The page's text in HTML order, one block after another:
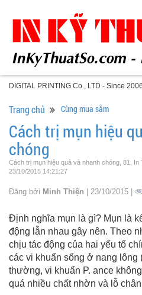
DIGITAL PRINTING Co., LTD - Since 2006
Trang chủ Cùng mua sắm
Cách trị mụn hiệu
chóng
Cách trị mụn hiệu quả và nhanh chóng, 81,
23/10/2015 14:21:27
Đăng bởi Minh Thiện | 23/10/2015 |
Định nghĩa mụn là gì? Mụn là
động lẫn nhau gây nên. Theo
chịu tác động của hai yếu tố
các vi khuẩn sống ở nang lông
thường, vi khuẩn P. ance
quá nhiều chất nhờn và lỗ